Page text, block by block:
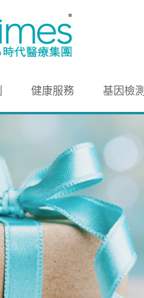
健康服務 基因檢測